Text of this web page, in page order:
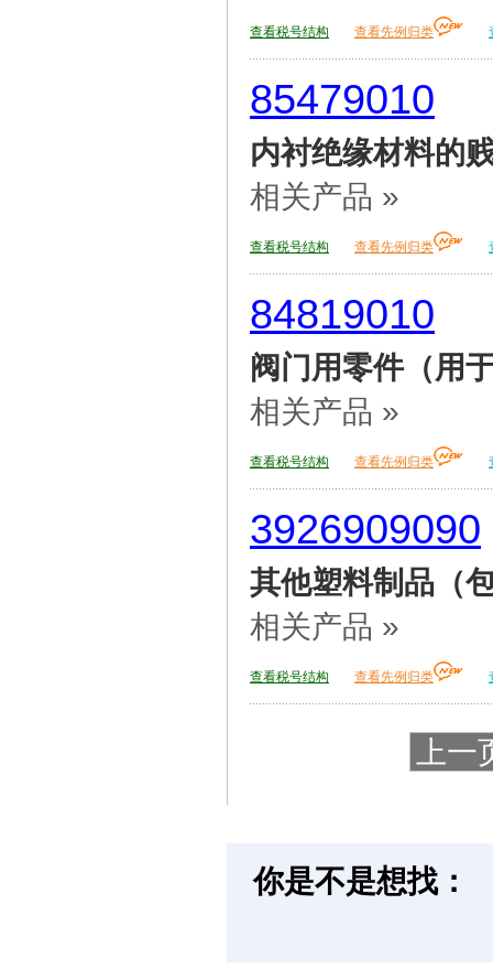
查看税号结构 查看先例归类
85479010
内衬绝缘材料的
相关产品 »
查看税号结构 查看先例归类
84819010
阀门用零件（用
相关产品 »
查看税号结构 查看先例归类
3926909090
其他塑料制品（
相关产品 »
查看税号结构 查看先例归类
上一
你是不是想找：